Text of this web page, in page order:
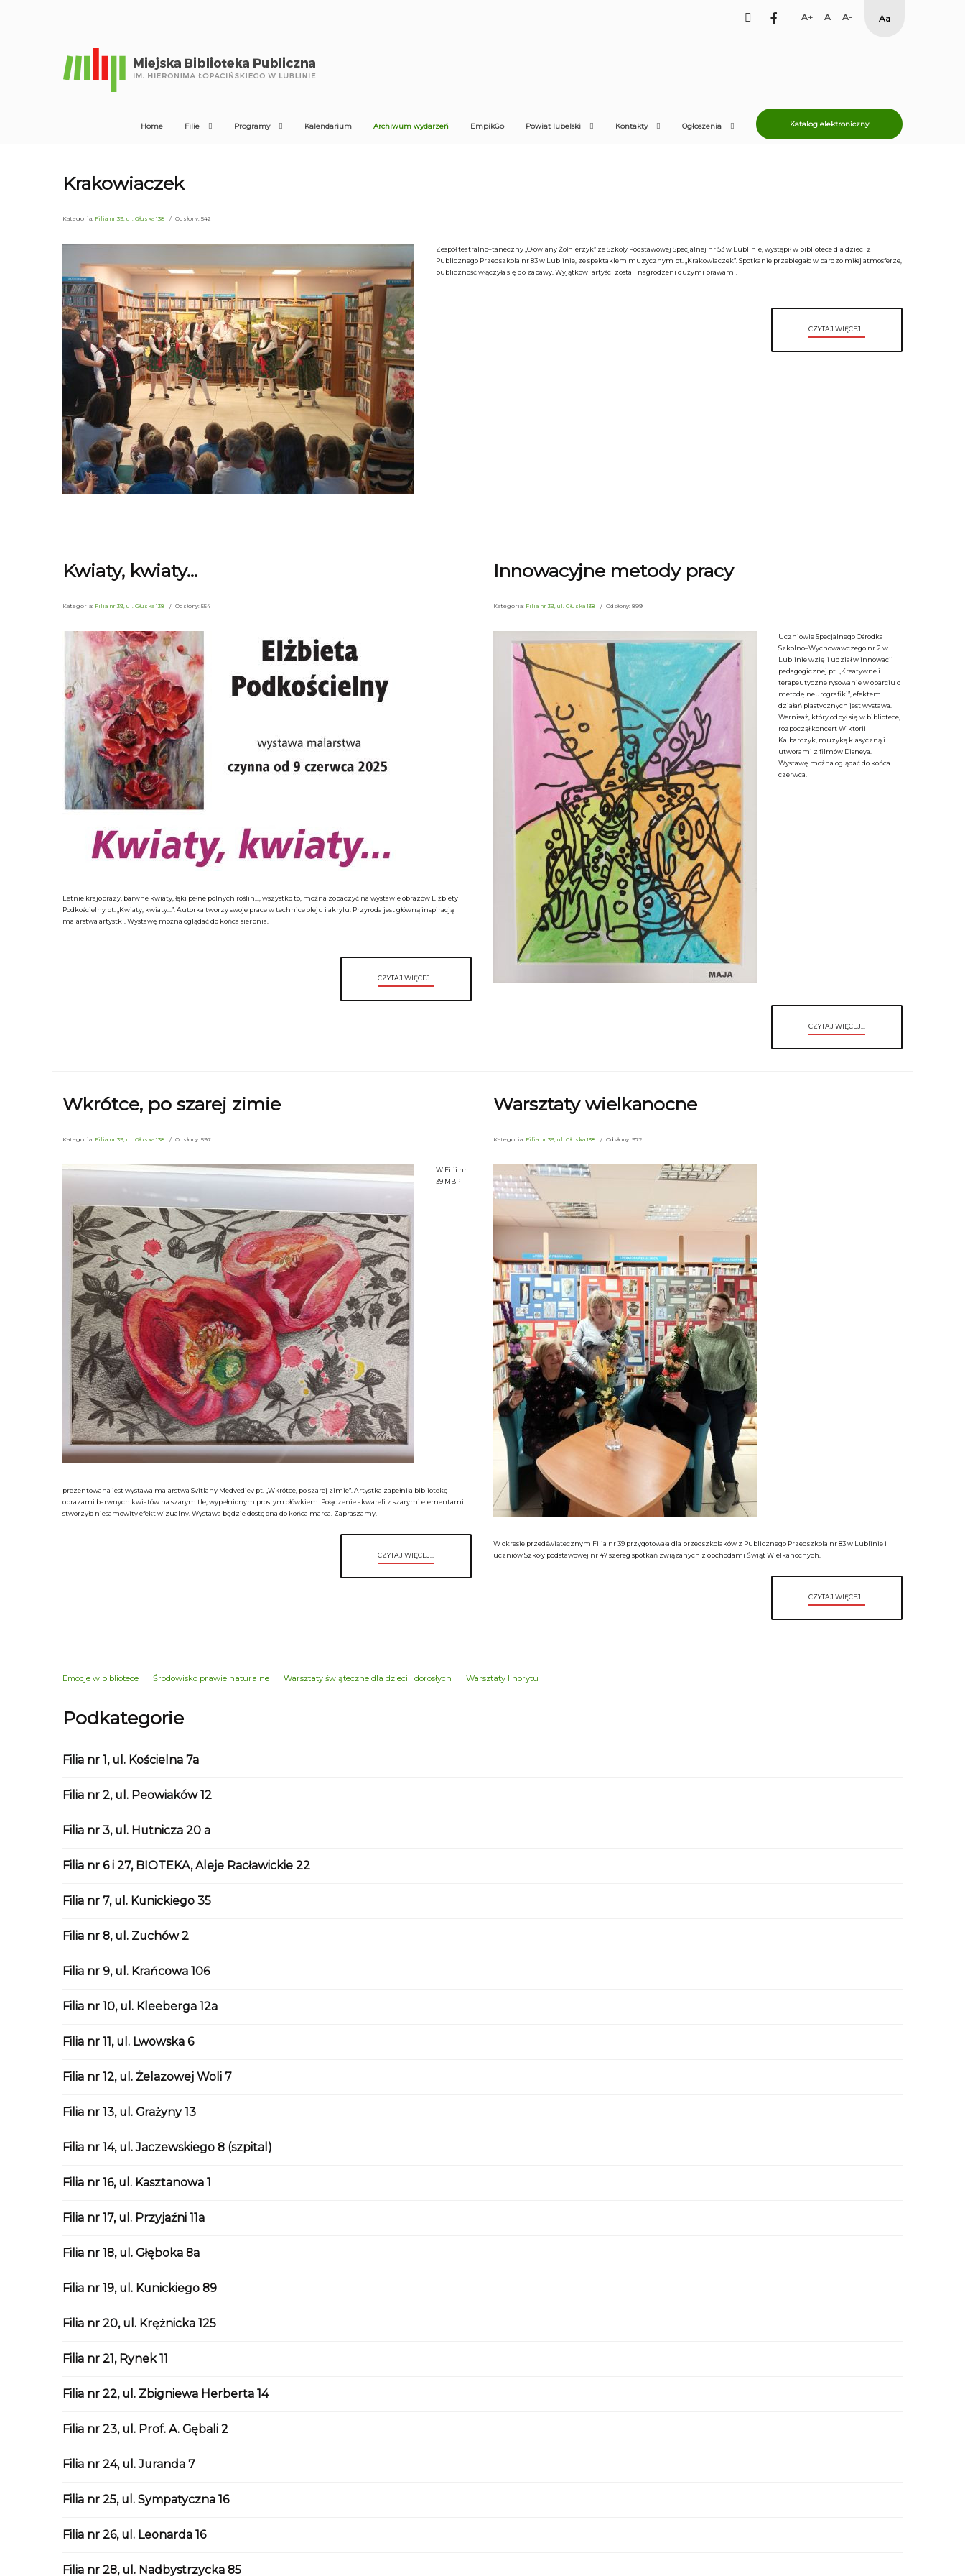
facebook
Set
LargerDefault
Set
High
Contrast
Home Filie Programy Kalendarium Archiwum wydarzeń EmpikGo Powiat lubelski Kontakty Ogłoszenia Katalog elektroniczny
Krakowiaczek
Kategoria: Filia nr 39, ul. Głuska 138 Odsłony: 542
Zespół teatralno–taneczny „Ołowiany Żołnierzyk” ze Szkoły Podstawowej Specjalnej nr 53 w Lublinie, wystąpił w bibliotece dla dzieci z
Publicznego Przedszkola nr 83 w Lublinie, ze spektaklem muzycznym pt. „Krakowiaczek”. Spotkanie przebiegało w bardzo miłej atmosferze,
publiczność włączyła się do zabawy. Wyjątkowi artyści zostali nagrodzeni dużymi brawami.
CZYTAJ WIĘCEJ...
Kwiaty, kwiaty...
Kategoria: Filia nr 39, ul. Głuska 138 Odsłony: 554
Letnie krajobrazy, barwne kwiaty, łąki pełne polnych roślin..., wszystko to, można zobaczyć na wystawie obrazów Elżbiety
Podkościelny pt. „Kwiaty, kwiaty...”. Autorka tworzy swoje prace w technice oleju i akrylu. Przyroda jest główną inspiracją
malarstwa artystki. Wystawę można oglądać do końca sierpnia.
CZYTAJ WIĘCEJ...
Innowacyjne metody pracy
Kategoria: Filia nr 39, ul. Głuska 138 Odsłony: 899
Uczniowie Specjalnego Ośrodka
Szkolno–Wychowawczego nr 2 w
Lublinie wzięli udział w innowacji
pedagogicznej pt. „Kreatywne i
terapeutyczne rysowanie w oparciu o
metodę neurografiki”, efektem
działań plastycznych jest wystawa.
Wernisaż, który odbył się w bibliotece,
rozpoczął koncert Wiktorii
Kalbarczyk, muzyką klasyczną i
utworami z filmów Disneya.
Wystawę można oglądać do końca
czerwca.
CZYTAJ WIĘCEJ...
Wkrótce, po szarej zimie
Kategoria: Filia nr 39, ul. Głuska 138 Odsłony: 597
W Filii nr
39 MBP
prezentowana jest wystawa malarstwa Svitlany Medvediev pt. „Wkrótce, po szarej zimie”. Artystka zapełniła bibliotekę
obrazami barwnych kwiatów na szarym tle, wypełnionym prostym ołówkiem. Połączenie akwareli z szarymi elementami
stworzyło niesamowity efekt wizualny. Wystawa będzie dostępna do końca marca. Zapraszamy.
CZYTAJ WIĘCEJ...
Warsztaty wielkanocne
Kategoria: Filia nr 39, ul. Głuska 138 Odsłony: 972
W okresie przedświątecznym Filia nr 39 przygotowała dla przedszkolaków z Publicznego Przedszkola nr 83 w Lublinie i
uczniów Szkoły podstawowej nr 47 szereg spotkań związanych z obchodami Świąt Wielkanocnych.
CZYTAJ WIĘCEJ...
Emocje w bibliotece Środowisko prawie naturalne Warsztaty świąteczne dla dzieci i dorosłych Warsztaty linorytu
Podkategorie
Filia nr 1, ul. Kościelna 7a
Filia nr 2, ul. Peowiaków 12
Filia nr 3, ul. Hutnicza 20 a
Filia nr 6 i 27, BIOTEKA, Aleje Racławickie 22
Filia nr 7, ul. Kunickiego 35
Filia nr 8, ul. Zuchów 2
Filia nr 9, ul. Krańcowa 106
Filia nr 10, ul. Kleeberga 12a
Filia nr 11, ul. Lwowska 6
Filia nr 12, ul. Żelazowej Woli 7
Filia nr 13, ul. Grażyny 13
Filia nr 14, ul. Jaczewskiego 8 (szpital)
Filia nr 16, ul. Kasztanowa 1
Filia nr 17, ul. Przyjaźni 11a
Filia nr 18, ul. Głęboka 8a
Filia nr 19, ul. Kunickiego 89
Filia nr 20, ul. Krężnicka 125
Filia nr 21, Rynek 11
Filia nr 22, ul. Zbigniewa Herberta 14
Filia nr 23, ul. Prof. A. Gębali 2
Filia nr 24, ul. Juranda 7
Filia nr 25, ul. Sympatyczna 16
Filia nr 26, ul. Leonarda 16
Filia nr 28, ul. Nadbystrzycka 85